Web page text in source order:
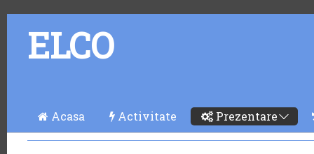
ELCO
Acasa Activitate Prezentare